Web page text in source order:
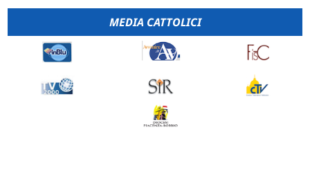
MEDIA CATTOLICI